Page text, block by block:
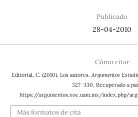
Publicado
28-04-2010
Cómo citar
Editorial, C. (2010). Los autores. Argumentos
327–330. Recuperado a
https://argumentos.xoc.uam.mx/index.php/
Más formatos de cita